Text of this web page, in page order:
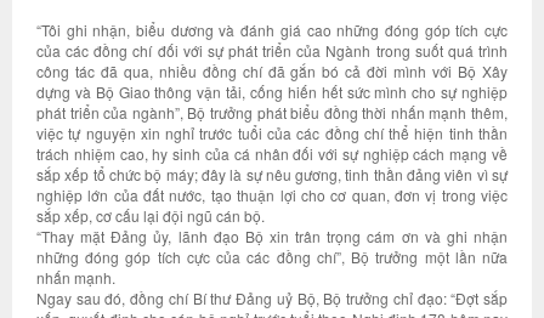
“Tôi ghi nhận, biểu dương và đánh giá cao những đóng góp tích cực
của các đồng chí đối với sự phát triển của Ngành trong suốt quá trình
công tác đã qua, nhiều đồng chí đã gắn bó cả đời mình với Bộ Xây
dựng và Bộ Giao thông vận tải, cống hiến hết sức mình cho sự nghiệp
phát triển của ngành”, Bộ trưởng phát biểu đồng thời nhấn mạnh thêm,
việc tự nguyện xin nghỉ trước tuổi của các đồng chí thể hiện tinh thần
trách nhiệm cao, hy sinh của cá nhân đối với sự nghiệp cách mạng về
sắp xếp tổ chức bộ máy; đây là sự nêu gương, tinh thần đảng viên vì sự
nghiệp lớn của đất nước, tạo thuận lợi cho cơ quan, đơn vị trong việc
sắp xếp, cơ cấu lại đội ngũ cán bộ.
“Thay mặt Đảng ủy, lãnh đạo Bộ xin trân trọng cám ơn và ghi nhận
những đóng góp tích cực của các đồng chí”, Bộ trưởng một lần nữa
nhấn mạnh.
Ngay sau đó, đồng chí Bí thư Đảng uỷ Bộ, Bộ trưởng chỉ đạo: “Đợt sắp